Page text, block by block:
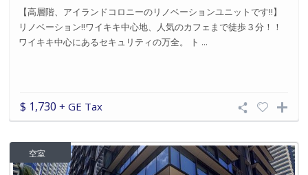
【高層階、アイランドコロニーのリノベーションユニットです!!】
リノベーション!!ワイキキ中心地、人気のカフェまで徒歩３分！！
ワイキキ中心にあるセキュリティの万全。 ト ...
$ 1,730 + GE Tax
空室